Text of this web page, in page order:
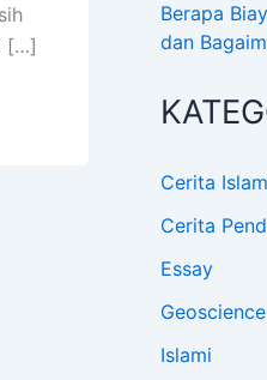
[…]
Berapa
dan
Cerita
Cerita
Essay
Islami